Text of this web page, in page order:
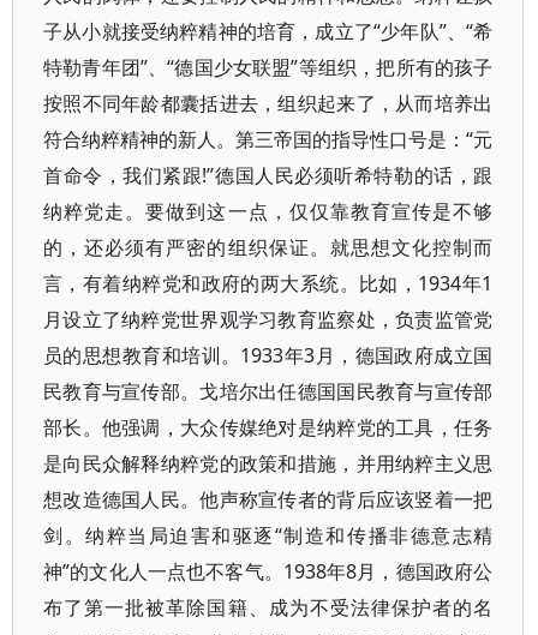
子从小就接受纳粹精神的培育，成立了“少年队”、“希
特勒青年团”、“德国少女联盟”等组织，把所有的孩子
按照不同年龄都囊括进去，组织起来了，从而培养出
符合纳粹精神的新人。第三帝国的指导性口号是：“元
首命令，我们紧跟!”德国人民必须听希特勒的话，跟
纳粹党走。要做到这一点，仅仅靠教育宣传是不够
的，还必须有严密的组织保证。就思想文化控制而
言，有着纳粹党和政府的两大系统。比如，1934年1
月设立了纳粹党世界观学习教育监察处，负责监管党
员的思想教育和培训。1933年3月，德国政府成立国
民教育与宣传部。戈培尔出任德国国民教育与宣传部
部长。他强调，大众传媒绝对是纳粹党的工具，任务
是向民众解释纳粹党的政策和措施，并用纳粹主义思
想改造德国人民。他声称宣传者的背后应该竖着一把
剑。纳粹当局迫害和驱逐“制造和传播非德意志精
神”的文化人一点也不客气。1938年8月，德国政府公
布了第一批被革除国籍、成为不受法律保护者的名